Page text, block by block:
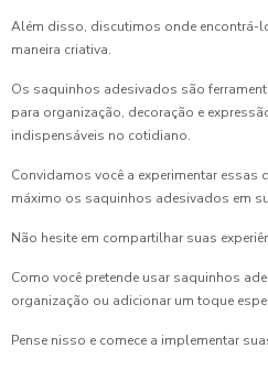
Além disso, discutimos onde encontrá-
maneira criativa.
Os saquinhos adesivados são
para organização, decoração e
indispensáveis no cotidiano.
Convidamos você a experimentar essas
máximo os saquinhos adesivados em
Não hesite em compartilhar suas
Como você pretende usar saquinhos
organização ou adicionar um toque
Pense nisso e comece a implementar